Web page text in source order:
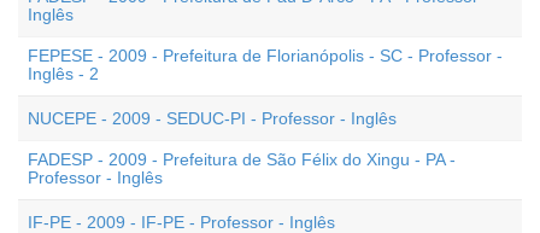
Inglês
FEPESE - 2009 - Prefeitura de Florianópolis - SC - Professor -
Inglês - 2
NUCEPE - 2009 - SEDUC-PI - Professor - Inglês
FADESP - 2009 - Prefeitura de São Félix do Xingu - PA -
Professor - Inglês
IF-PE - 2009 - IF-PE - Professor - Inglês